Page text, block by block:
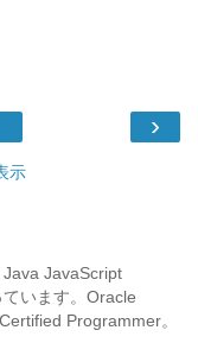
›
示
JavaScript
います。Oracle
Programmer。